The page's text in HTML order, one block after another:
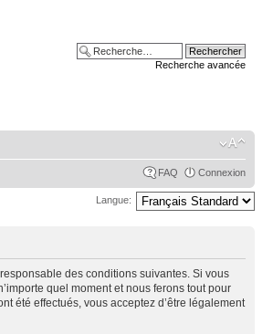
Recherche avancée
FAQ Connexion
Langue:
responsable des conditions suivantes. Si vous
quel moment et nous ferons tout pour
été effectués, vous acceptez d’être légalement